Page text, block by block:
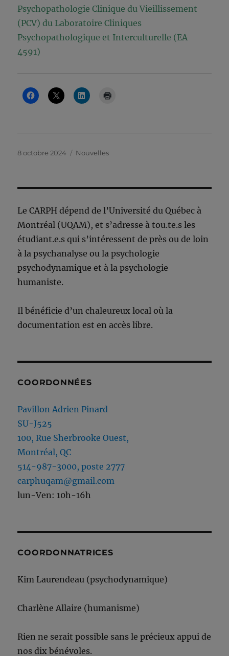
Psychopathologie Clinique du Vieillissement
(PCV) du Laboratoire Cliniques
Psychopathologique et Interculturelle (EA
4591)
Publié
8 octobre 2024 Catégories
Nouvelles
Le CARPH dépend de l’Université du Québec à
Montréal (UQAM), et s’adresse à tou.te.s les
étudiant.e.s qui s’intéressent de près ou de loin
à la psychanalyse ou la psychologie
psychodynamique et à la psychologie
humaniste.
Il bénéficie d’un chaleureux local où la
documentation est en accès libre.
COORDONNÉES
Pavillon Adrien Pinard
SU-J525
100, Rue Sherbrooke Ouest,
Montréal, QC
514-987-3000, poste 2777
carphuqam@gmail.com
lun-Ven: 10h-16h
COORDONNATRICES
Kim Laurendeau (psychodynamique)
Charlène Allaire (humanisme)
Rien ne serait possible sans le précieux appui de
nos dix bénévoles.